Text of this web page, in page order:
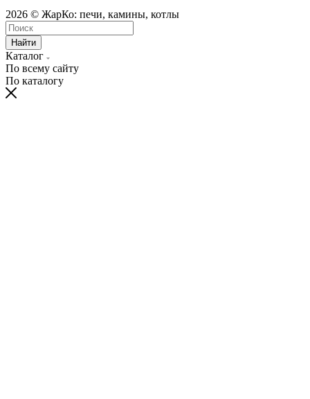
2026 © ЖарКо: печи, камины, котлы
Найти
Каталог
По всему сайту
По каталогу